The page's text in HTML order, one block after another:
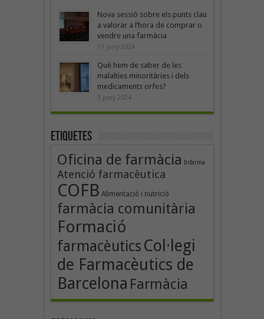
Nova sessió sobre els punts clau
a valorar a l’hora de comprar o
vendre una farmàcia
17 juny 2024
Què hem de saber de les
malalties minoritàries i dels
medicaments orfes?
3 juny 2024
Etiquetes
Oficina de farmàcia Infarma
Atenció farmacèutica
COFB Alimentació i nutrició
farmàcia comunitària
Formació
farmacèutics Col·legi
de Farmacèutics de
Barcelona Farmàcia